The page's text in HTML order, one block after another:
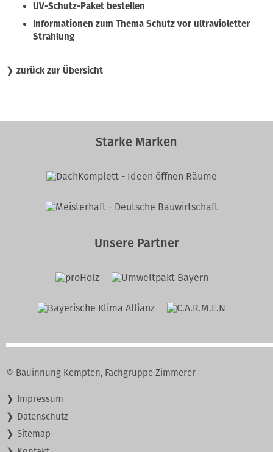
UV-Schutz-Paket bestellen
Informationen zum Thema Schutz vor ultravioletter
Strahlung
❯ zurück zur Übersicht
Starke Marken
Unsere Partner
© Bauinnung Kempten, Fachgruppe Zimmerer
Navigation
Impressum
Datenschutz
Sitemap